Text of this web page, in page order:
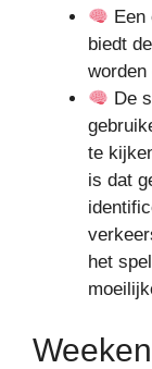
biedt
worden
De
te
is dat
het